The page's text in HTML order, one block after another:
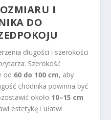
I
DO
długości i szerokości
Szerokość
od 60 do 100 cm, aby
chodnika powinna być
około 10–15 cm
estetykę i ułatwi